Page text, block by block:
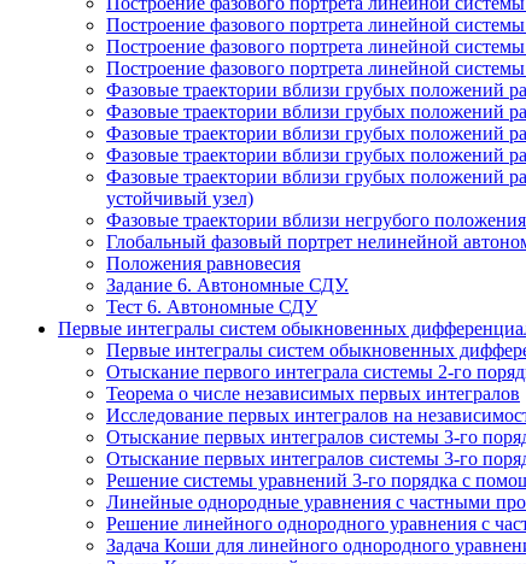
Построение фазового портрета линейной
Построение фазового портрета линейной
Построение фазового портрета линейной
Фазовые траектории вблизи грубых положений
Фазовые траектории вблизи грубых положений
Фазовые траектории вблизи грубых положений
Фазовые траектории вблизи грубых положений
Фазовые траектории вблизи грубых положений
устойчивый узел)
Фазовые траектории вблизи негрубого
Глобальный фазовый портрет нелинейной
Положения равновесия
Задание 6. Автономные СДУ.
Тест 6. Автономные СДУ
Первые интегралы систем обыкновенных
Первые интегралы систем обыкновенных
Отыскание первого интеграла системы 2-го
Теорема о числе независимых первых интегралов
Исследование первых интегралов на
Отыскание первых интегралов системы 3-го
Отыскание первых интегралов системы 3-го
Решение системы уравнений 3-го порядка с
Линейные однородные уравнения с частными
Решение линейного однородного уравнения с
Задача Коши для линейного однородного